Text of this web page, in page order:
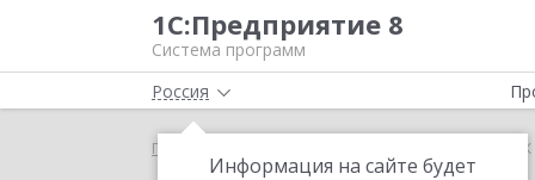
1С:Предприятие 8
Система программ
Россия
Информация на сайте будет
Главная